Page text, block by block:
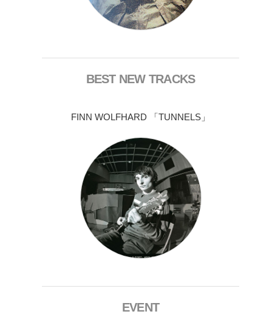
BEST NEW TRACKS
FINN WOLFHARD 「TUNNELS」
EVENT